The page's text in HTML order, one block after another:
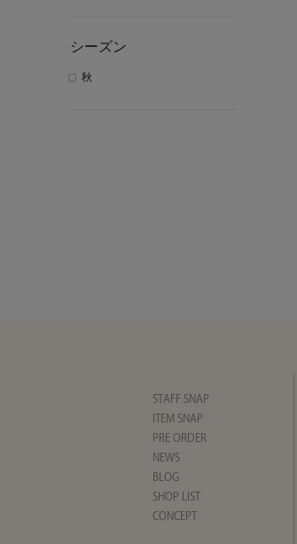
シーズン
秋
STAFF SNAP
ITEM SNAP
PRE ORDER
NEWS
BLOG
SHOP LIST
CONCEPT